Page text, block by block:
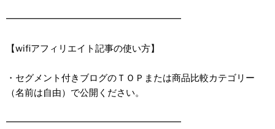
━━━━━━━━━━━━━━━━━━━
【wifiアフィリエイト記事の使い方】
・セグメント付きブログのＴＯＰまたは商品比較カテゴリー
（名前は自由）で公開ください。
━━━━━━━━━━━━━━━━━━━